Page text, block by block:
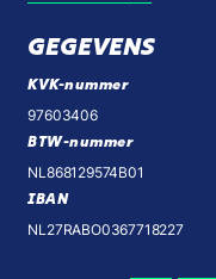
GEGEVENS
KVK-nummer
97603406
BTW-nummer
NL868129574B01
IBAN
NL27RABO0367718227